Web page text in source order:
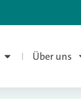
Über uns